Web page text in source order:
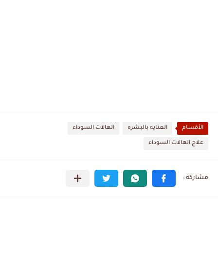
الأقسام العنايه بالبشره الهالات السوداء
علاج الهالات السوداء